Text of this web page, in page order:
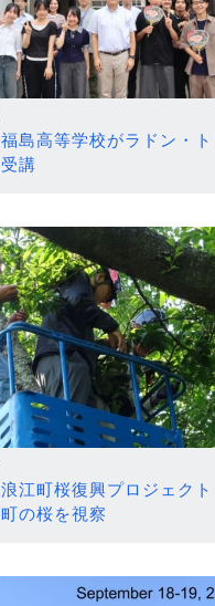
島高等学校がラドン・
講
江町桜復興プロジェク
の桜を視察